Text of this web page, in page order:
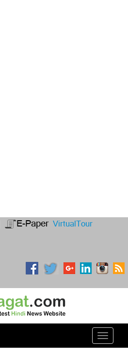
E-Paper VirtualTour
Toggle